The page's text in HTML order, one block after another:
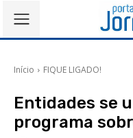
Início FIQUE LIGADO!
Entidades se
programa